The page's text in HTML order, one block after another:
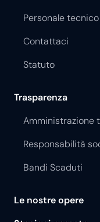
Personale
Contattaci
Statuto
Trasparenza
Amministrazione
Responsabilità
Bandi Scaduti
Le nostre opere